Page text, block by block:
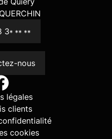
3* ** **
nous
légales
clients
cookies